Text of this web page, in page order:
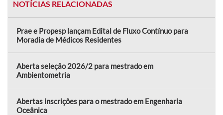
NOTÍCIAS RELACIONADAS
Prae e Propesp lançam Edital de Fluxo Contínuo para
Moradia de Médicos Residentes
Aberta seleção 2026/2 para mestrado em
Ambientometria
Abertas inscrições para o mestrado em Engenharia
Oceânica